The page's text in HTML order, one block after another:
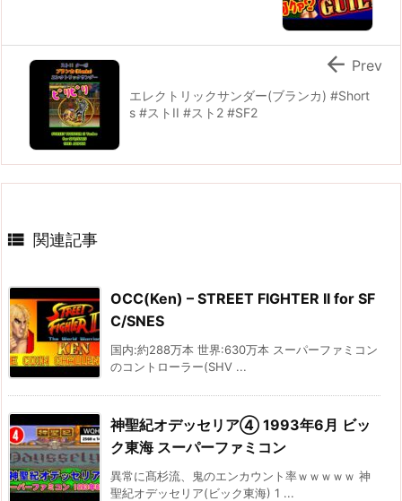
エレクトリックサンダー(ブランカ) #Short
s #ストII #スト2 #SF2
 Prev
 関連記事
OCC(Ken) – STREET FIGHTER II for SF
C/SNES
国内:約288万本 世界:630万本 スーパーファミコン
のコントローラー(SHV ...
神聖紀オデッセリア④ 1993年6月 ビッ
ク東海 スーパーファミコン
異常に髙杉流、鬼のエンカウント率ｗｗｗｗｗ 神
聖紀オデッセリア(ビック東海) 1 ...